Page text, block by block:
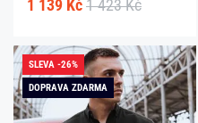
1 139 Kč 1 423 Kč
SLEVA -26%
DOPRAVA ZDARMA